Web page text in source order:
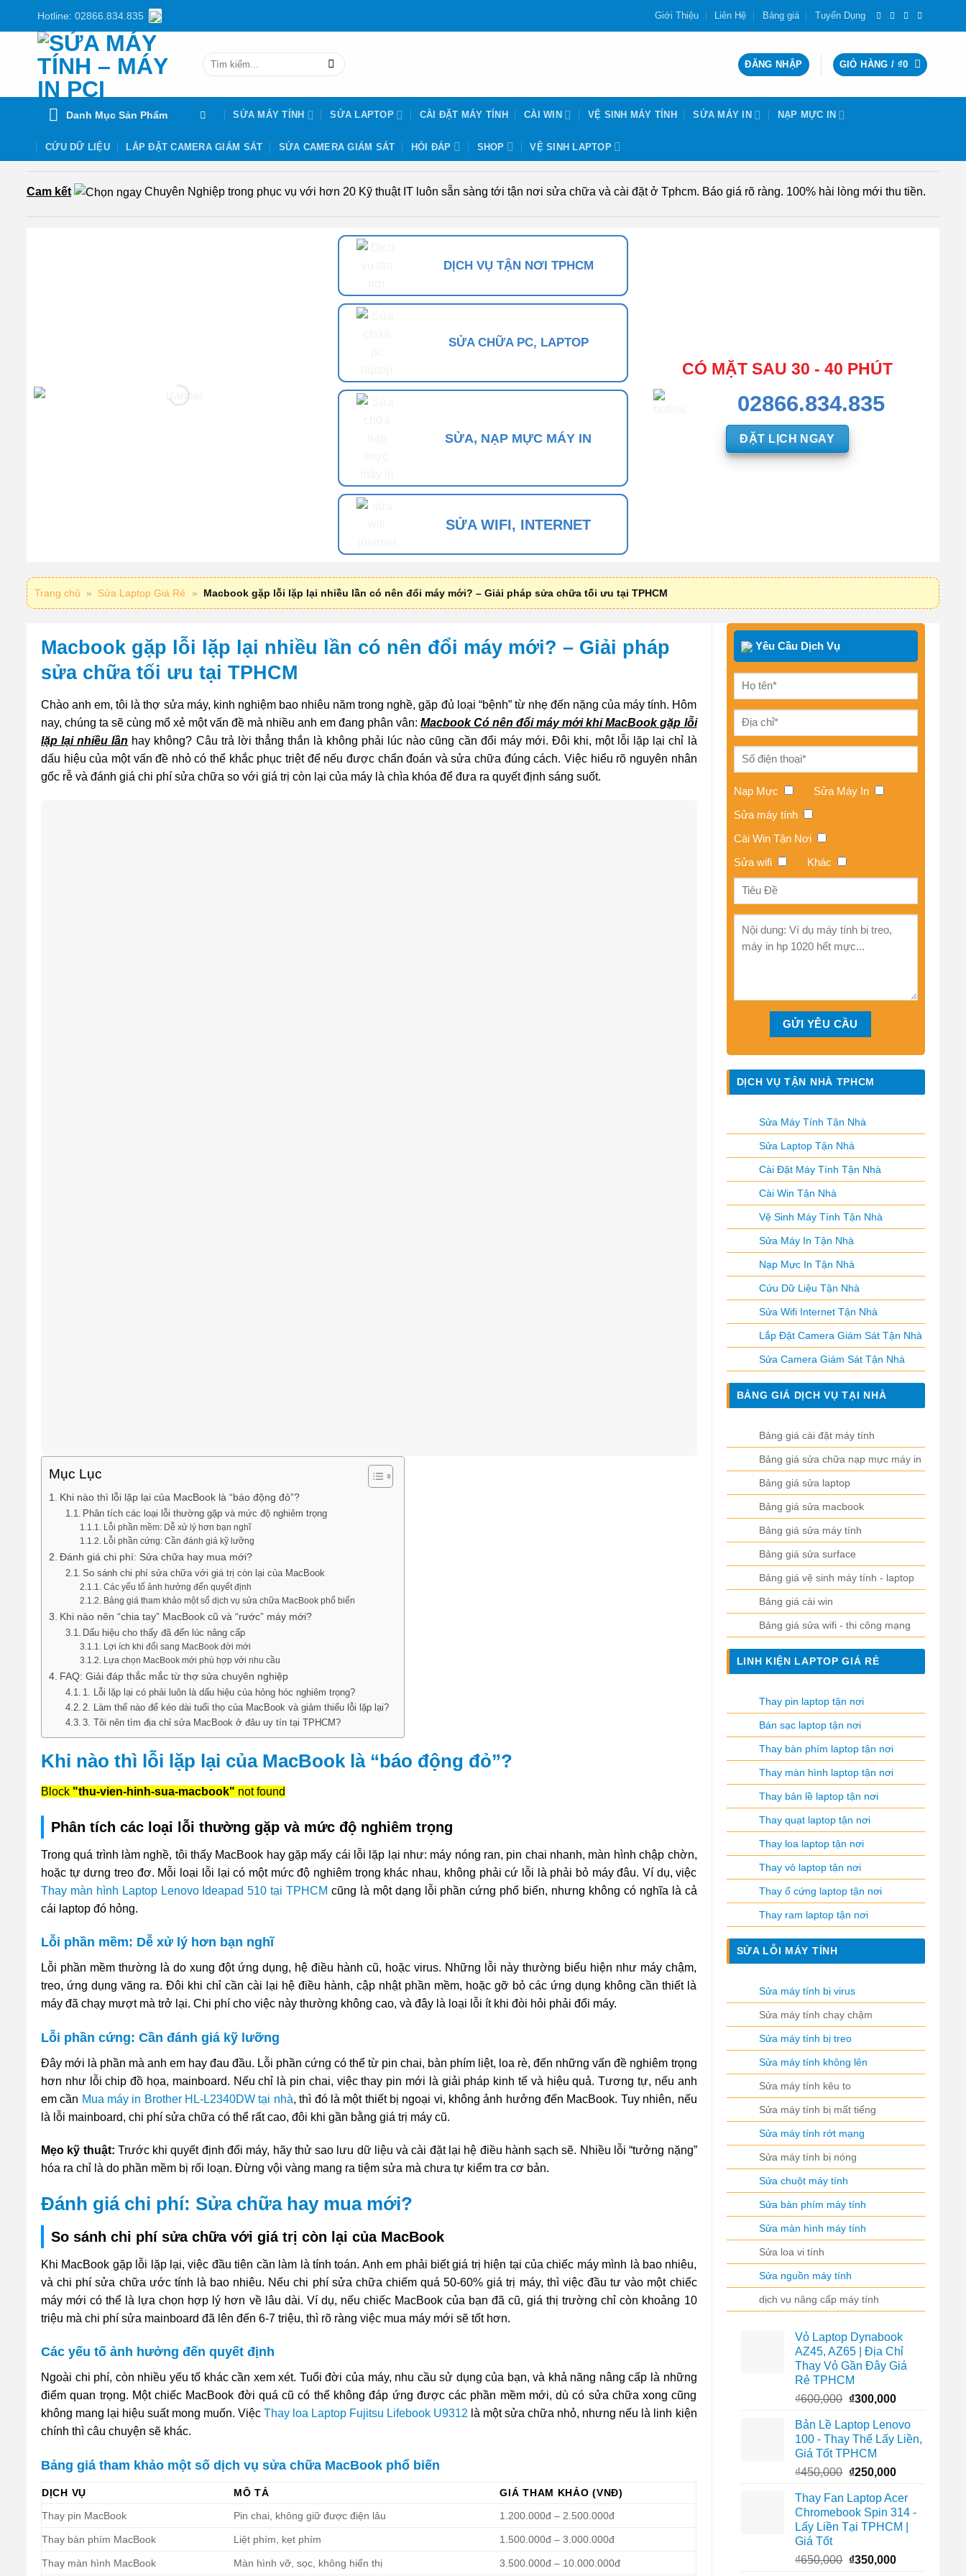
Hotline: 02866.834.835 Giới Thiệu Liên Hệ Bảng giá Tuyển Dụng
Tìm
ĐĂNG NHẬP GIỎ HÀNG / ₫0
Danh Mục Sản Phẩm SỬA MÁY TÍNH SỬA LAPTOP CÀI ĐẶT MÁY TÍNH CÀI WIN VỆ SINH MÁY TÍNH SỬA MÁY IN NẠP MỰC IN
CỨU DỮ LIỆU LẮP ĐẶT CAMERA GIÁM SÁT SỬA CAMERA GIÁM SÁT HỎI ĐÁP SHOP VỆ SINH LAPTOP
Cam kết Chuyên Nghiệp trong phục vụ với hơn 20 Kỹ thuật IT luôn sẵn sàng tới tận nơi sửa chữa và cài đặt ở Tphcm. Báo giá rõ ràng. 100% hài lòng mới thu tiền.
DỊCH VỤ TẬN NƠI TPHCM
SỬA CHỮA PC, LAPTOP
SỬA, NẠP MỰC MÁY IN
SỬA WIFI, INTERNET
CÓ MẶT SAU 30 - 40 PHÚT
02866.834.835
ĐẶT LỊCH NGAY
Trang chủ » Sửa Laptop Giá Rẻ » Macbook gặp lỗi lặp lại nhiều lần có nên đổi máy mới? – Giải pháp sửa chữa tối ưu tại TPHCM
Macbook gặp lỗi lặp lại nhiều lần có nên đổi máy mới? – Giải pháp
sửa chữa tối ưu tại TPHCM
Chào anh em, tôi là thợ sửa máy, kinh nghiệm bao nhiêu năm trong nghề, gặp đủ loại “bệnh” từ nhẹ đến nặng của máy tính. Hôm
nay, chúng ta sẽ cùng mổ xẻ một vấn đề mà nhiều anh em đang phân vân:Macbook Có nên đổi máy mới khi MacBook gặp lỗi
lặp lại nhiều lần hay không? Câu trả lời thẳng thắn là không phải lúc nào cũng cần đổi máy mới. Đôi khi, một lỗi lặp lại chỉ là
dấu hiệu của một vấn đề nhỏ có thể khắc phục triệt để nếu được chẩn đoán và sửa chữa đúng cách. Việc hiểu rõ nguyên nhân
gốc rễ và đánh giá chi phí sửa chữa so với giá trị còn lại của máy là chìa khóa để đưa ra quyết định sáng suốt.
Mục Lục
Khi nào thì lỗi lặp lại của MacBook là “báo động đỏ”?
Phân tích các loại lỗi thường gặp và mức độ nghiêm trọng
Lỗi phần mềm: Dễ xử lý hơn bạn nghĩ
Lỗi phần cứng: Cần đánh giá kỹ lưỡng
Đánh giá chi phí: Sửa chữa hay mua mới?
So sánh chi phí sửa chữa với giá trị còn lại của MacBook
Các yếu tố ảnh hưởng đến quyết định
Bảng giá tham khảo một số dịch vụ sửa chữa MacBook phổ biến
Khi nào nên “chia tay” MacBook cũ và “rước” máy mới?
Dấu hiệu cho thấy đã đến lúc nâng cấp
Lợi ích khi đổi sang MacBook đời mới
Lựa chọn MacBook mới phù hợp với nhu cầu
FAQ: Giải đáp thắc mắc từ thợ sửa chuyên nghiệp
1. Lỗi lặp lại có phải luôn là dấu hiệu của hỏng hóc nghiêm trọng?
2. Làm thế nào để kéo dài tuổi thọ của MacBook và giảm thiểu lỗi lặp lại?
3. Tôi nên tìm địa chỉ sửa MacBook ở đâu uy tín tại TPHCM?
Khi nào thì lỗi lặp lại của MacBook là “báo động đỏ”?
Block "thu-vien-hinh-sua-macbook" not found
Phân tích các loại lỗi thường gặp và mức độ nghiêm trọng
Trong quá trình làm nghề, tôi thấy MacBook hay gặp mấy cái lỗi lặp lại như: máy nóng ran, pin chai nhanh, màn hình chập chờn,
hoặc tự dưng treo đơ. Mỗi loại lỗi lại có một mức độ nghiêm trọng khác nhau, không phải cứ lỗi là phải bỏ máy đâu. Ví dụ, việc
Thay màn hình Laptop Lenovo Ideapad 510 tại TPHCM cũng là một dạng lỗi phần cứng phổ biến, nhưng không có nghĩa là cả
cái laptop đó hỏng.
Lỗi phần mềm: Dễ xử lý hơn bạn nghĩ
Lỗi phần mềm thường là do xung đột ứng dụng, hệ điều hành cũ, hoặc virus. Những lỗi này thường biểu hiện như máy chậm,
treo, ứng dụng văng ra. Đôi khi chỉ cần cài lại hệ điều hành, cập nhật phần mềm, hoặc gỡ bỏ các ứng dụng không cần thiết là
máy đã chạy mượt mà trở lại. Chi phí cho việc này thường không cao, và đây là loại lỗi ít khi đòi hỏi phải đổi máy.
Lỗi phần cứng: Cần đánh giá kỹ lưỡng
Đây mới là phần mà anh em hay đau đầu. Lỗi phần cứng có thể từ pin chai, bàn phím liệt, loa rè, đến những vấn đề nghiêm trọng
hơn như lỗi chip đồ họa, mainboard. Nếu chỉ là pin chai, việc thay pin mới là giải pháp kinh tế và hiệu quả. Tương tự, nếu anh
em cần Mua máy in Brother HL-L2340DW tại nhà, thì đó là một thiết bị ngoại vi, không ảnh hưởng đến MacBook. Tuy nhiên, nếu
là lỗi mainboard, chi phí sửa chữa có thể rất cao, đôi khi gần bằng giá trị máy cũ.
Mẹo kỹ thuật: Trước khi quyết định đổi máy, hãy thử sao lưu dữ liệu và cài đặt lại hệ điều hành sạch sẽ. Nhiều lỗi “tưởng nặng”
hóa ra chỉ là do phần mềm bị rối loạn. Đừng vội vàng mang ra tiệm sửa mà chưa tự kiểm tra cơ bản.
Đánh giá chi phí: Sửa chữa hay mua mới?
So sánh chi phí sửa chữa với giá trị còn lại của MacBook
Khi MacBook gặp lỗi lặp lại, việc đầu tiên cần làm là tính toán. Anh em phải biết giá trị hiện tại của chiếc máy mình là bao nhiêu,
và chi phí sửa chữa ước tính là bao nhiêu. Nếu chi phí sửa chữa chiếm quá 50-60% giá trị máy, thì việc đầu tư vào một chiếc
máy mới có thể là lựa chọn hợp lý hơn về lâu dài. Ví dụ, nếu chiếc MacBook của bạn đã cũ, giá thị trường chỉ còn khoảng 10
triệu mà chi phí sửa mainboard đã lên đến 6-7 triệu, thì rõ ràng việc mua máy mới sẽ tốt hơn.
Các yếu tố ảnh hưởng đến quyết định
Ngoài chi phí, còn nhiều yếu tố khác cần xem xét. Tuổi đời của máy, nhu cầu sử dụng của bạn, và khả năng nâng cấp là những
điểm quan trọng. Một chiếc MacBook đời quá cũ có thể không đáp ứng được các phần mềm mới, dù có sửa chữa xong cũng
không mang lại hiệu suất mong muốn. ViệcThay loa Laptop Fujitsu Lifebook U9312 là một sửa chữa nhỏ, nhưng nếu là linh kiện
chính thì câu chuyện sẽ khác.
Bảng giá tham khảo một số dịch vụ sửa chữa MacBook phổ biến
DỊCH VỤ MÔ TẢ
GIÁ THAM KHẢO (VNĐ)
Thay pin MacBook
Pin chai, không giữ được điện lâu 1.200.000đ – 2.500.000đ
Thay bàn phím MacBook Liệt phím, kẹt phím 1.500.000đ – 3.000.000đ
Thay màn hình MacBook Màn hình vỡ, sọc, không hiển thị 3.500.000đ – 10.000.000đ
Yêu Cầu Dịch Vụ
Nạp Mực
Sửa Máy In
Sửa máy tính
Cài Win Tận Nơi
Sửa wifi
Khác
DỊCH VỤ TẬN NHÀ TPHCM
Sửa Máy Tính Tận Nhà
Sửa Laptop Tận Nhà
Cài Đặt Máy Tính Tận Nhà
Cài Win Tận Nhà
Vệ Sinh Máy Tính Tận Nhà
Sửa Máy In Tận Nhà
Nạp Mực In Tận Nhà
Cứu Dữ Liệu Tận Nhà
Sửa Wifi Internet Tận Nhà
Lắp Đặt Camera Giám Sát Tận Nhà
Sửa Camera Giám Sát Tận Nhà
BẢNG GIÁ DỊCH VỤ TẠI NHÀ
Bảng giá cài đặt máy tính
Bảng giá sửa chữa nạp mực máy in
Bảng giá sửa laptop
Bảng giá sửa macbook
Bảng giá sửa máy tính
Bảng giá sửa surface
Bảng giá vệ sinh máy tính - laptop
Bảng giá cài win
Bảng giá sửa wifi - thi công mạng
LINH KIỆN LAPTOP GIÁ RẺ
Thay pin laptop tận nơi
Bán sạc laptop tận nơi
Thay bàn phím laptop tận nơi
Thay màn hình laptop tận nơi
Thay bản lề laptop tận nơi
Thay quạt laptop tận nơi
Thay loa laptop tận nơi
Thay vỏ laptop tận nơi
Thay ổ cứng laptop tận nơi
Thay ram laptop tận nơi
SỬA LỖI MÁY TÍNH
Sửa máy tính bị virus
Sửa máy tính chạy chậm
Sửa máy tính bị treo
Sửa máy tính không lên
Sửa máy tính kêu to
Sửa máy tính bị mất tiếng
Sửa máy tính rớt mạng
Sửa máy tính bị nóng
Sửa chuột máy tính
Sửa bàn phím máy tính
Sửa màn hình máy tính
Sửa loa vi tính
Sửa nguồn máy tính
dịch vụ nâng cấp máy tính
Vỏ Laptop Dynabook
AZ45, AZ65 | Địa Chỉ
Thay Vỏ Gần Đây Giá
Rẻ TPHCM
₫600,000 Giá
là:
₫600,000.
₫300,000Giá
tại
là:
Bản Lề Laptop Lenovo
100 - Thay Thế Lấy Liền,
Giá Tốt TPHCM
₫450,000 Giá
là:
₫450,000.
₫250,000Giá
tại
là:
₫250,000.
Thay Fan Laptop Acer
Chromebook Spin 314 -
Lấy Liền Tại TPHCM |
Giá Tốt
₫650,000 Giá
₫350,000Giá